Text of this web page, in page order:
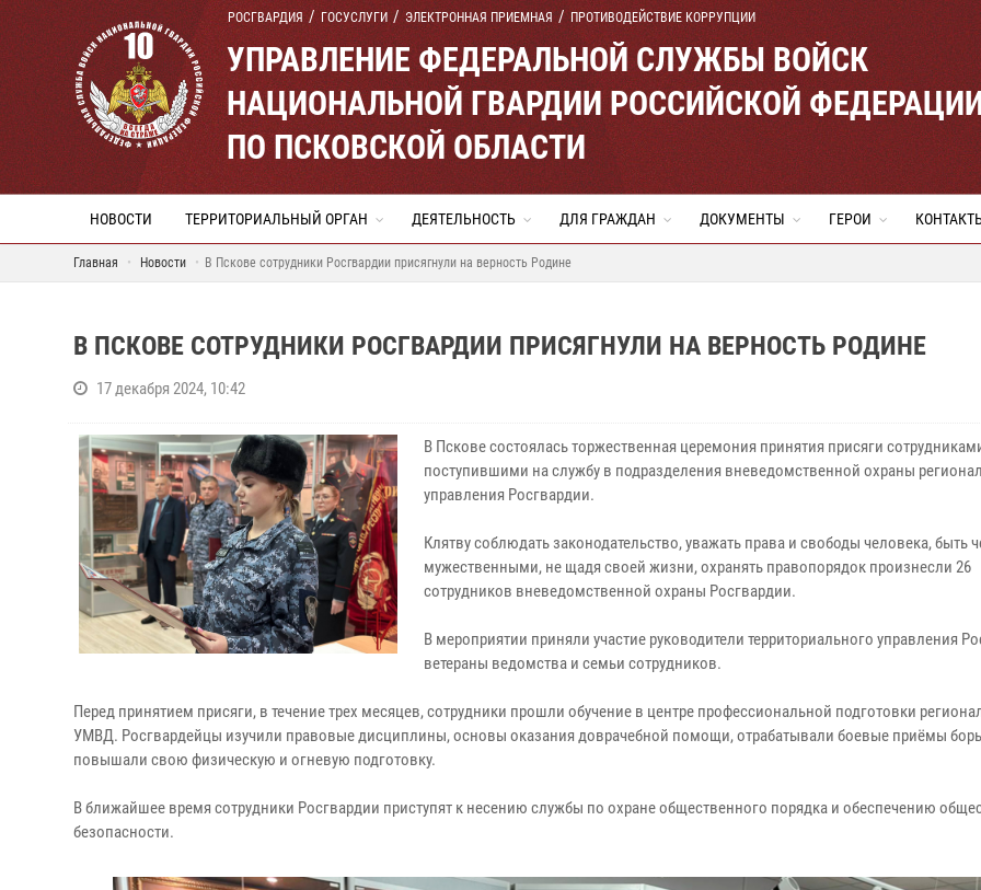
РОСГВАРДИЯ ГОСУСЛУГИ ЭЛЕКТРОННАЯ ПРИЕМНАЯ ПРОТИВОДЕЙСТВИЕ КОРРУПЦИИ
УПРАВЛЕНИЕ ФЕДЕРАЛЬНОЙ СЛУЖБЫ ВОЙСК
НАЦИОНАЛЬНОЙ ГВАРДИИ РОССИЙСКОЙ
ПО ПСКОВСКОЙ ОБЛАСТИ
НОВОСТИ ТЕРРИТОРИАЛЬНЫЙ ОРГАН ДЕЯТЕЛЬНОСТЬ ДЛЯ ГРАЖДАН ДОКУМЕНТЫ ГЕРОИ
Главная Новости В Пскове сотрудники Росгвардии присягнули на верность Родине
В ПСКОВЕ СОТРУДНИКИ РОСГВАРДИИ ПРИСЯГНУЛИ НА ВЕРНОСТЬ РОДИНЕ
17 декабря 2024, 10:42
В Пскове состоялась торжественная церемония принятия присяги
поступившими на службу в подразделения вневедомственной охраны
управления Росгвардии.
Клятву соблюдать законодательство, уважать права и свободы человека, быть
мужественными, не щадя своей жизни, охранять правопорядок произнесли 26
сотрудников вневедомственной охраны Росгвардии.
В мероприятии приняли участие руководители территориального управления
ветераны ведомства и семьи сотрудников.
Перед принятием присяги, в течение трех месяцев, сотрудники прошли обучение в центре профессиональной подготовки
УМВД. Росгвардейцы изучили правовые дисциплины, основы оказания доврачебной помощи, отрабатывали боевые приёмы
повышали свою физическую и огневую подготовку.
В ближайшее время сотрудники Росгвардии приступят к несению службы по охране общественного порядка и обеспечению
безопасности.